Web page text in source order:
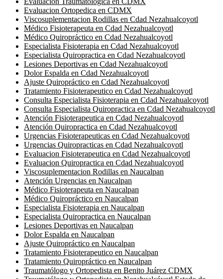
Evaluacion Ortopedica en CDMX
Viscosuplementacion Rodillas en Cdad Nezahualcoyotl
Médico Fisioterapeuta en Cdad Nezahualcoyotl
Médico Quiropráctico en Cdad Nezahualcoyotl
Especialista Fisioterapia en Cdad Nezahualcoyotl
Especialista Quiropractica en Cdad Nezahualcoyotl
Lesiones Deportivas en Cdad Nezahualcoyotl
Dolor Espalda en Cdad Nezahualcoyotl
Ajuste Quiropráctico en Cdad Nezahualcoyotl
Tratamiento Fisioterapeutico en Cdad Nezahualcoyotl
Consulta Especialista Fisioterapia en Cdad Nezahualcoyotl
Consulta Especialista Quiropractica en Cdad Nezahualcoyotl
Atención Fisioterapeutica en Cdad Nezahualcoyotl
Atención Quiropractica en Cdad Nezahualcoyotl
Urgencias Fisioterapeuticas en Cdad Nezahualcoyotl
Urgencias Quiropracticas en Cdad Nezahualcoyotl
Evaluacion Fisioterapeutica en Cdad Nezahualcoyotl
Evaluacion Quiropractica en Cdad Nezahualcoyotl
Viscosuplementacion Rodillas en Naucalpan
Atención Urgencias en Naucalpan
Médico Fisioterapeuta en Naucalpan
Médico Quiropráctico en Naucalpan
Especialista Fisioterapia en Naucalpan
Especialista Quiropractica en Naucalpan
Lesiones Deportivas en Naucalpan
Dolor Espalda en Naucalpan
Ajuste Quiropráctico en Naucalpan
Tratamiento Fisioterapeutico en Naucalpan
Tratamiento Quiropráctico en Naucalpan
Traumatólogo y Ortopedista en Benito Juárez CDMX